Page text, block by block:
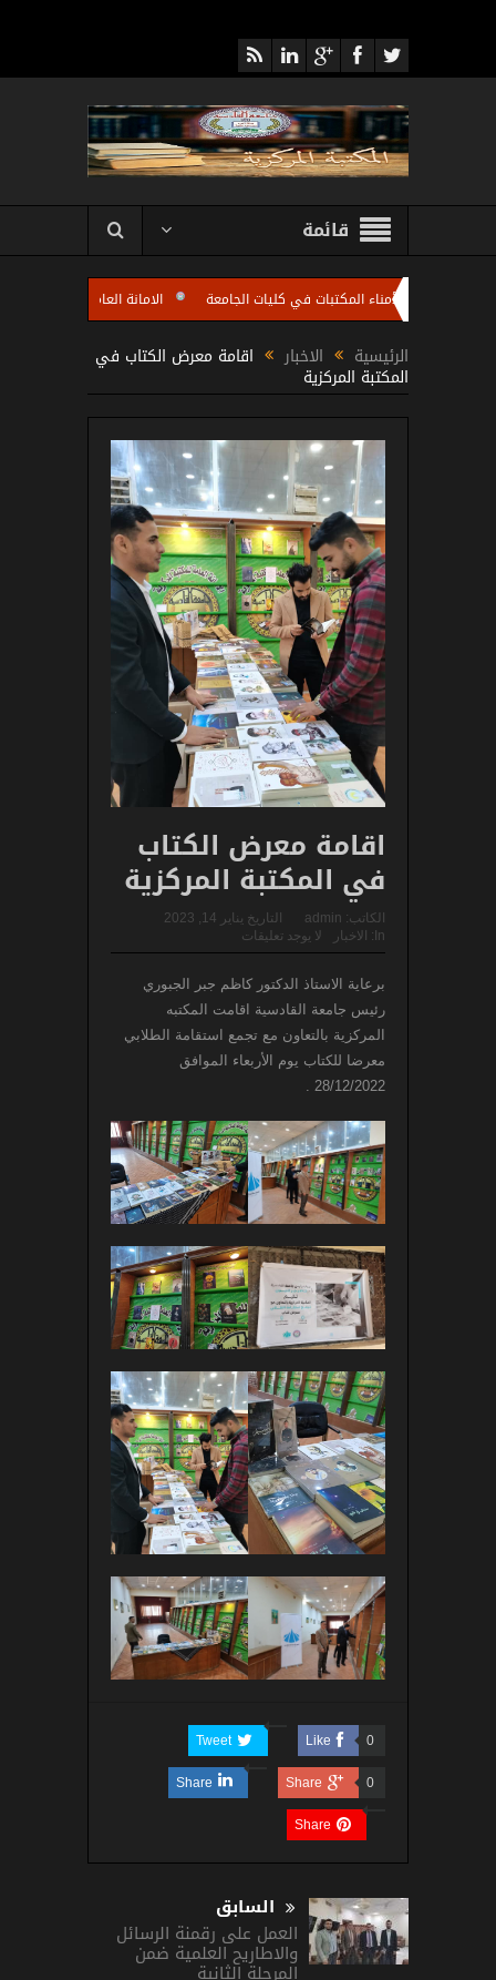
قائمة
اجتماعا لأمناء المكتبات في كليات الجامعة
الامانة العامة للمكتبة المركزية
الرئيسية الاخبار اقامة معرض الكتاب في
المكتبة المركزية
اقامة معرض الكتاب
في المكتبة المركزية
الكاتب: admin التاريخ يناير 14, 2023
In: الاخبار لا يوجد تعليقات
برعاية الاستاذ الدكتور كاظم جبر الجبوري
رئيس جامعة القادسية اقامت المكتبه
المركزية بالتعاون مع تجمع استقامة الطلابي
معرضا للكتاب يوم الأربعاء الموافق
28/12/2022 .
Like 0
Tweet
Share 0
Share
Share
السابق
العمل على رقمنة الرسائل
والاطاريح العلمية ضمن
المرحلة الثانية